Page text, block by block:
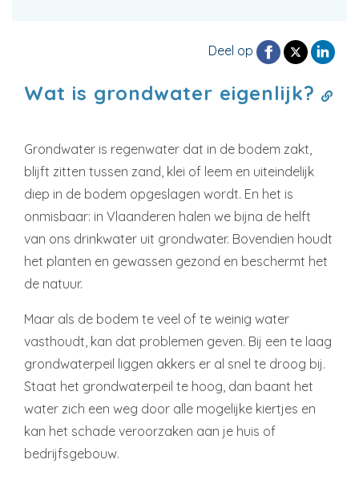
Deel op
Wat is grondwater eigenlijk?
Grondwater is regenwater dat in de bodem zakt,
blijft zitten tussen zand, klei of leem en uiteindelijk
diep in de bodem opgeslagen wordt. En het is
onmisbaar: in Vlaanderen halen we bijna de helft
van ons drinkwater uit grondwater. Bovendien houdt
het planten en gewassen gezond en beschermt het
de natuur.
Maar als de bodem te veel of te weinig water
vasthoudt, kan dat problemen geven. Bij een te laag
grondwaterpeil liggen akkers er al snel te droog bij.
Staat het grondwaterpeil te hoog, dan baant het
water zich een weg door alle mogelijke kiertjes en
kan het schade veroorzaken aan je huis of
bedrijfsgebouw.